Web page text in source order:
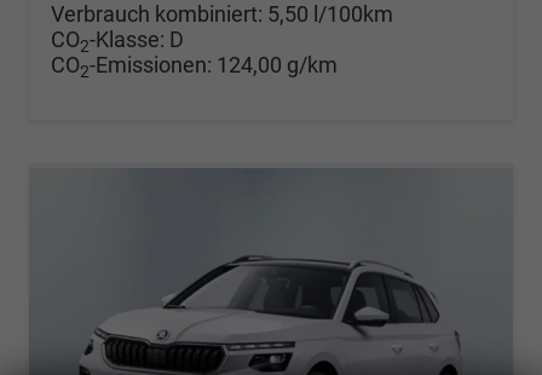
Verbrauch kombiniert: 5,50 l/100km
CO2-Klasse: D
CO2-Emissionen: 124,00 g/km